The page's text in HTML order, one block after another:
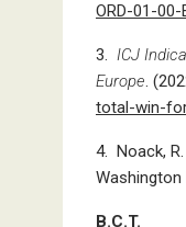
ORD-01-
3. ICJ
Europe.
total-win-
4. Noack,
Washington
B.C.T.